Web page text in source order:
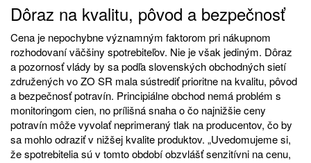
Dôraz na kvalitu, pôvod a bezpečnosť
Cena je nepochybne významným faktorom pri nákupnom
rozhodovaní väčšiny spotrebiteľov. Nie je však jediným. Dôraz
a pozornosť vlády by sa podľa slovenských obchodných sietí
združených vo ZO SR mala sústrediť prioritne na kvalitu, pôvod
a bezpečnosť potravín. Principiálne obchod nemá problém s
monitoringom cien, no prílišná snaha o čo najnižšie ceny
potravín môže vyvolať neprimeraný tlak na producentov, čo by
sa mohlo odraziť v nižšej kvalite produktov. „Uvedomujeme si,
že spotrebitelia sú v tomto období obzvlášť senzitívni na cenu,